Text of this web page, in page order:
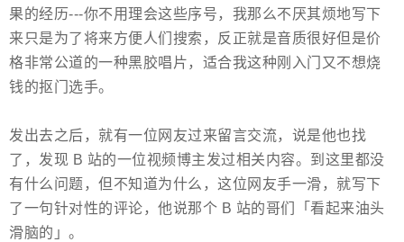
果的经历---你不用理会这些序号，我那么不厌其烦地写下
来只是为了将来方便人们搜索，反正就是音质很好但是价
格非常公道的一种黑胶唱片，适合我这种刚入门又不想烧
钱的抠门选手。
发出去之后，就有一位网友过来留言交流，说是他也找
了，发现 B 站的一位视频博主发过相关内容。到这里都没
有什么问题，但不知道为什么，这位网友手一滑，就写下
了一句针对性的评论，他说那个 B 站的哥们「看起来油头
滑脑的」。